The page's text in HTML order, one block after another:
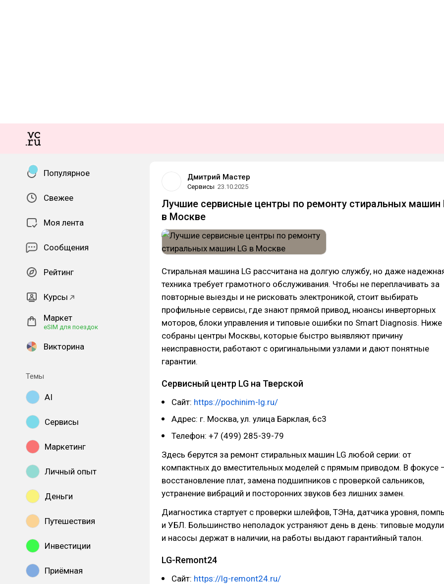
Популярное
Свежее
Моя лента
Сообщения
Рейтинг
Курсы
Маркет
eSIM для поездок
Викторина
Темы
AI
Сервисы
Маркетинг
Личный опыт
Деньги
Путешествия
Инвестиции
Приёмная
Дмитрий Мастер
Сервисы 23.10.2025
Лучшие сервисные центры по ремонту стиральных машин
в Москве
Стиральная машина LG рассчитана на долгую службу, но даже
техника требует грамотного обслуживания. Чтобы не переплачивать за
повторные выезды и не рисковать электроникой, стоит выбирать
профильные сервисы, где знают прямой привод, нюансы инверторных
моторов, блоки управления и типовые ошибки по Smart Diagnosis. Ниже
собраны центры Москвы, которые быстро выявляют причину
неисправности, работают с оригинальными узлами и дают понятные
гарантии.
Сервисный центр LG на Тверской
Сайт: https://pochinim-lg.ru/
Адрес: г. Москва, ул. улица Барклая, 6с3
Телефон: +7 (499) 285-39-79
Здесь берутся за ремонт стиральных машин LG любой серии: от
компактных до вместительных моделей с прямым приводом. В фокусе
восстановление плат, замена подшипников с проверкой сальников,
устранение вибраций и посторонних звуков без лишних замен.
Диагностика стартует с проверки шлейфов, ТЭНа, датчика уровня,
и УБЛ. Большинство неполадок устраняют день в день: типовые модули
и насосы держат в наличии, на работы выдают гарантийный талон.
LG-Remont24
Сайт: https://lg-remont24.ru/